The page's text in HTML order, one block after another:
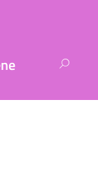
per: